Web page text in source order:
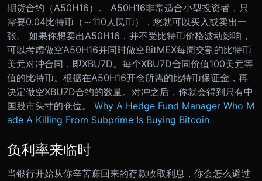
期货合约（A50H16）。 A50H16非常适合小型投资者，只
需要0.04比特币（～110人民币），您就可以买入或卖出一
张。 如果你想卖出A50H16，并不受比特币价格波动影响，
可以考虑做空A50H16并同时做空BitMEX每周交割的比特币
美元对冲合同，即XBU7D。每个XBU7D合同价值100美元等
值的比特币。根据在A50H16开仓所需的比特币保证金，再
决定做空XBU7D合约的数量。对冲之后，你就会得到只有中
国股市头寸的仓位。 Why A Hedge Fund Manager Who M
ade A Killing From Subprime Is Buying Bitcoin
负利率来临时
当银行开始从你辛苦赚回来的存款收取利息，你会怎么避过